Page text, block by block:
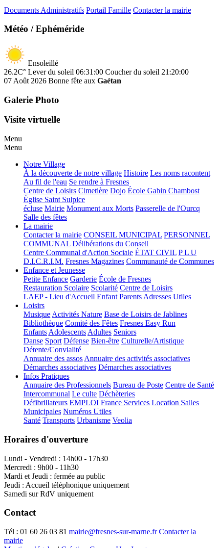
Documents Administratifs Portail Famille Contacter la mairie
Météo / Ephéméride
Ensoleillé
26.2C° Lever du soleil 06:31:00 Coucher du soleil 21:20:00
07 Août 2026 Bonne fête aux Gaétan
Galerie Photo
Visite virtuelle
Menu
Menu
Notre Village
À la découverte de notre village Histoire Les noms racontent
Au fil de l'eau Se rendre à Fresnes
Centre de Loisirs Cimetière Dojo École Gabin Chambost
Église Saint Sulpice
écluse Mairie Monument aux Morts Passerelle de l'Ourcq
Salle des fêtes
La mairie
Contacter la mairie CONSEIL MUNICIPAL PERSONNEL
COMMUNAL Délibérations du Conseil
Centre Communal d'Action Sociale ÉTAT CIVIL P L U
D.I.C.R.I.M. Fresnes Magazines Communauté de Communes
Enfance et Jeunesse
Petite Enfance Garderie École de Fresnes
Restauration Scolaire Scolarité Centre de Loisirs
LAEP - Lieu d'Accueil Enfant Parents Adresses Utiles
Loisirs
Musique Activités Nature Base de Loisirs de Jablines
Bibliothèque Comité des Fêtes Fresnes Easy Run
Enfants Adolescents Adultes Seniors
Danse Sport Défense Bien-être Culturelle/Artistique
Détente/Convialité
Annuaire des assos Annuaire des activités associatives
Démarches associatives Démarches associatives
Infos Pratiques
Annuaire des Professionnels Bureau de Poste Centre de Santé
Intercommunal Le culte Déchèteries
Défibrillateurs EMPLOI France Services Location Salles
Municipales Numéros Utiles
Santé Transports Urbanisme Veolia
Horaires d'ouverture
Lundi - Vendredi : 14h00 - 17h30
Mercredi : 9h00 - 11h30
Mardi et Jeudi : fermée au public
Jeudi : Accueil téléphonique uniquement
Samedi sur RdV uniquement
Contact
Tél : 01 60 26 03 81 mairie@fresnes-sur-marne.fr Contacter la
mairie